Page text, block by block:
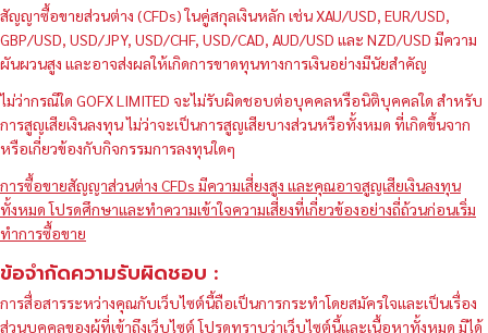
สัญญาซื้อขายส่วนต่าง (CFDs) ในคู่สกุลเงินหลัก เช่น XAU/USD, EUR/USD,
GBP/USD, USD/JPY, USD/CHF, USD/CAD, AUD/USD และ NZD/USD มีความ
ผันผวนสูง และอาจส่งผลให้เกิดการขาดทุนทางการเงินอย่างมีนัยสำคัญ
ไม่ว่ากรณีใด GOFX LIMITED จะไม่รับผิดชอบต่อบุคคลหรือนิติบุคคลใด สำหรับ
การสูญเสียเงินลงทุน ไม่ว่าจะเป็นการสูญเสียบางส่วนหรือทั้งหมด ที่เกิดขึ้นจาก
หรือเกี่ยวข้องกับกิจกรรมการลงทุนใดๆ
การซื้อขายสัญญาส่วนต่าง CFDs มีความเสี่ยงสูง และคุณอาจสูญเสียเงินลงทุน
ทั้งหมด โปรดศึกษาและทำความเข้าใจความเสี่ยงที่เกี่ยวข้องอย่างถี่ถ้วนก่อนเริ่ม
ทำการซื้อขาย
ข้อจำกัดความรับผิดชอบ :
การสื่อสารระหว่างคุณกับเว็บไซต์นี้ถือเป็นการกระทำโดยสมัครใจและเป็นเรื่อง
ส่วนบุคคลของผู้ที่เข้าถึงเว็บไซต์ โปรดทราบว่าเว็บไซต์นี้และเนื้อหาทั้งหมด มิได้